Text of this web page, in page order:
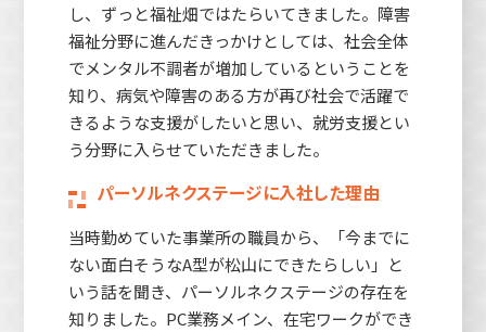
し、ずっと福祉畑ではたらいてきました。障害
福祉分野に進んだきっかけとしては、社会全体
でメンタル不調者が増加しているということを
知り、病気や障害のある方が再び社会で活躍で
きるような支援がしたいと思い、就労支援とい
う分野に入らせていただきました。
パーソルネクステージに入社した理由
当時勤めていた事業所の職員から、「今までに
ない面白そうなA型が松山にできたらしい」と
いう話を聞き、パーソルネクステージの存在を
知りました。PC業務メイン、在宅ワークができ